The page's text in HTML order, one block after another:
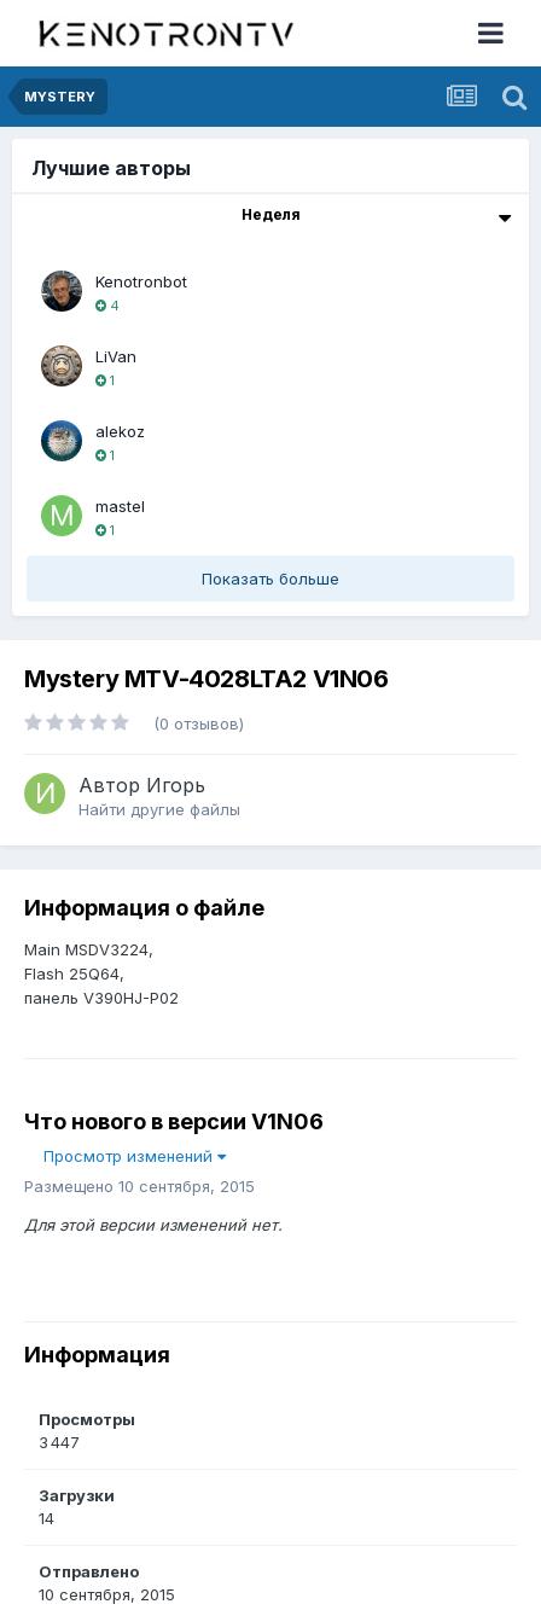
MYSTERY
Лучшие авторы
Неделя
Kenotronbot
4
LiVan
1
alekoz
1
mastel
1
Показать больше
Mystery MTV-4028LTA2 V1N06
(0 отзывов)
Автор Игорь
Найти другие файлы
Информация о файле
Main MSDV3224,
Flash 25Q64,
панель V390HJ-P02
Что нового в версии V1N06
Просмотр изменений
Размещено 10 сентября, 2015
Для этой версии изменений нет.
Информация
Просмотры
3 447
Загрузки
14
Отправлено
10 сентября, 2015